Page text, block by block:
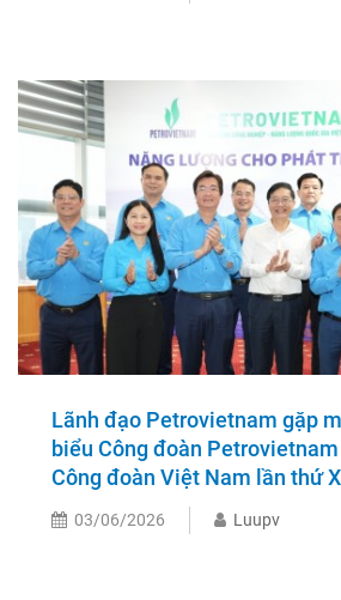
Lãnh đạo Petrovietnam gặp
biểu Công đoàn
Công đoàn Việt Nam lần thứ
03/06/2026 Luupv